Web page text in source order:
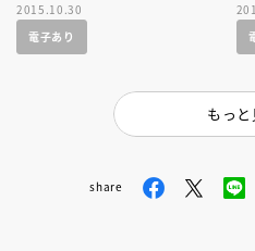
折と再生をダイナミックに描く
完結編！
2015.10.30
電子あり
ロ
もっと
share